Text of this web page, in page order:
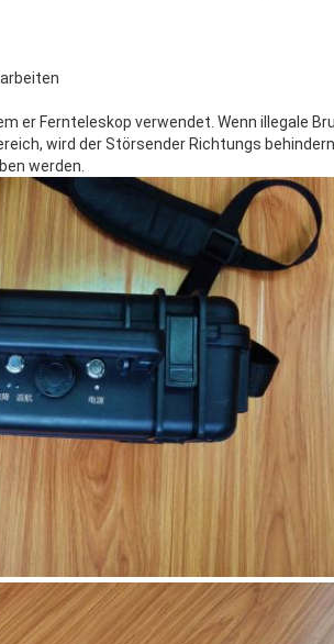
er Fernteleskop verwendet. Wenn illegale
wird der Störsender Richtungs
werden.